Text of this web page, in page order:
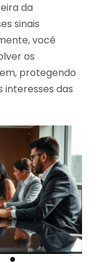
da
sinais
você
os
protegendo
interesses das